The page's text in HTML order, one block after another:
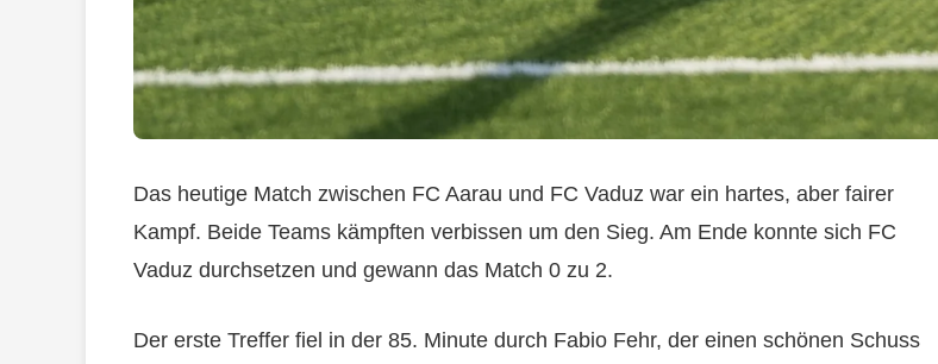
Das heutige Match zwischen FC Aarau und FC Vaduz war ein hartes, aber fairer
Kampf. Beide Teams kämpften verbissen um den Sieg. Am Ende konnte sich FC
Vaduz durchsetzen und gewann das Match 0 zu 2.
Der erste Treffer fiel in der 85. Minute durch Fabio Fehr, der einen schönen Schuss